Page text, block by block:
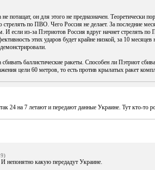
потащат, он для этого не предназначен. Теоретически
стрелять по ПВО. Чего Россия не делает. За последние
И если из-за Пэтриотов Россия вдруг начнет стрелять
этих ударов будет крайне низкой, за 10
сбивать баллистические ракеты. Способен ли Пэтриот
цели 60 метров, то есть против крылатых ракет
24 на 7 летают и передают данные Украине. Тут кто-то
непонятно какую передадут Украине.